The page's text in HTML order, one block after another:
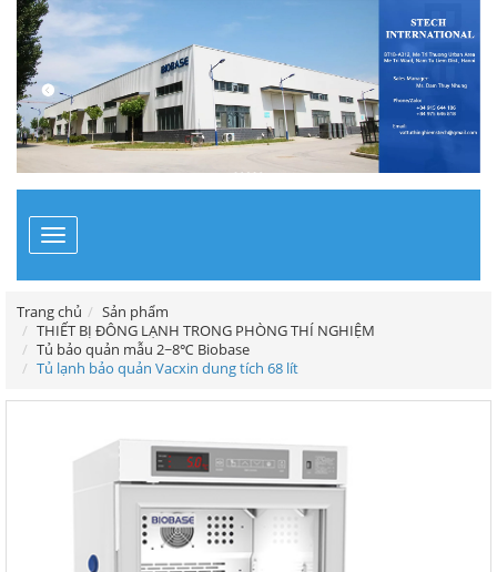
Toggle
navigation
Trang chủ
Sản phẩm
THIẾT BỊ ĐÔNG LẠNH TRONG PHÒNG THÍ NGHIỆM
Tủ bảo quản mẫu 2~8℃ Biobase
Tủ lạnh bảo quản Vacxin dung tích 68 lít